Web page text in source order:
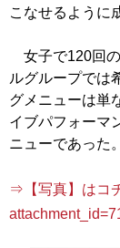
こなせるように
女子で120回
ルグループでは
グメニューは単
イブパフォーマ
ニューであった。
⇒【写真】はコ